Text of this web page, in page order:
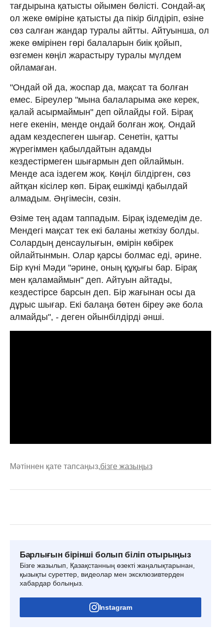
тағдырына қатысты ойымен бөлісті. Сондай-ақ
ол жеке өміріне қатысты да пікір білдіріп, өзіне
сөз салған жандар туралы айтты. Айтуынша, ол
жеке өмірінен гөрі балаларын биік қойып,
өзгемен көңіл жарастыру туралы мүлдем
ойламаған.
"Ондай ой да, жоспар да, мақсат та болған
емес. Біреулер "мына балаларыма әке керек,
қалай асырмаймын" деп ойлайды ғой. Бірақ
неге екенін, менде ондай болған жоқ. Ондай
адам кездеспеген шығар. Сенетін, қатты
жүрегіммен қабылдайтын адамды
кездестірмеген шығармын деп ойлаймын.
Менде аса іздегем жоқ. Көңіл білдірген, сөз
айтқан кісілер көп. Бірақ ешкімді қабылдай
алмадым. Әңгімесін, сөзін.
Өзіме тең адам таппадым. Бірақ іздемедім де.
Мендегі мақсат тек екі баланы жеткізу болды.
Солардың денсаулығын, өмірін көбірек
ойлайтынмын. Олар қарсы болмас еді, әрине.
Бір күні Мәди "әрине, оның құқығы бар. Бірақ
мен қаламаймын" деп. Айтуын айтады,
кездестірсе барсын деп. Бір жағынан осы да
дұрыс шығар. Екі балаңа бөтен біреу әке бола
алмайды", - деген ойынбілдірді әнші.
Мәтіннен қате тапсаңыз,бізге жазыңыз
Барлығын бірінші болып біліп отырыңыз
Бізге жазылып, Қазақстанның өзекті жаңалықтарынан,
қызықты суреттер, видеолар мен эксклюзивтерден
хабардар болыңыз.
Instagram